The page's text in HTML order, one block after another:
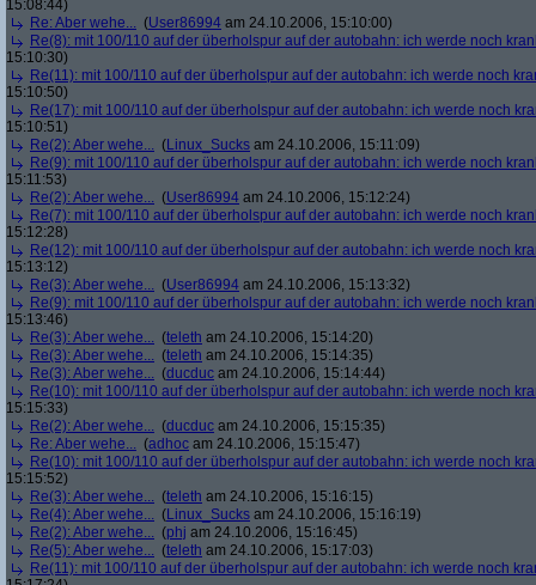
15:08:44)
Re: Aber wehe... (User86994 am 24.10.2006, 15:10:00)
Re(8): mit 100/110 auf der überholspur auf der autobahn: ich werde noch
15:10:30)
Re(11): mit 100/110 auf der überholspur auf der autobahn: ich werde noch
15:10:50)
Re(17): mit 100/110 auf der überholspur auf der autobahn: ich werde noch
15:10:51)
Re(2): Aber wehe... (Linux_Sucks am 24.10.2006, 15:11:09)
Re(9): mit 100/110 auf der überholspur auf der autobahn: ich werde noch
15:11:53)
Re(2): Aber wehe... (User86994 am 24.10.2006, 15:12:24)
Re(7): mit 100/110 auf der überholspur auf der autobahn: ich werde noch
15:12:28)
Re(12): mit 100/110 auf der überholspur auf der autobahn: ich werde noch
15:13:12)
Re(3): Aber wehe... (User86994 am 24.10.2006, 15:13:32)
Re(9): mit 100/110 auf der überholspur auf der autobahn: ich werde noch
15:13:46)
Re(3): Aber wehe... (teleth am 24.10.2006, 15:14:20)
Re(3): Aber wehe... (teleth am 24.10.2006, 15:14:35)
Re(3): Aber wehe... (ducduc am 24.10.2006, 15:14:44)
Re(10): mit 100/110 auf der überholspur auf der autobahn: ich werde noch
15:15:33)
Re(2): Aber wehe... (ducduc am 24.10.2006, 15:15:35)
Re: Aber wehe... (adhoc am 24.10.2006, 15:15:47)
Re(10): mit 100/110 auf der überholspur auf der autobahn: ich werde noch
15:15:52)
Re(3): Aber wehe... (teleth am 24.10.2006, 15:16:15)
Re(4): Aber wehe... (Linux_Sucks am 24.10.2006, 15:16:19)
Re(2): Aber wehe... (phj am 24.10.2006, 15:16:45)
Re(5): Aber wehe... (teleth am 24.10.2006, 15:17:03)
Re(11): mit 100/110 auf der überholspur auf der autobahn: ich werde noch